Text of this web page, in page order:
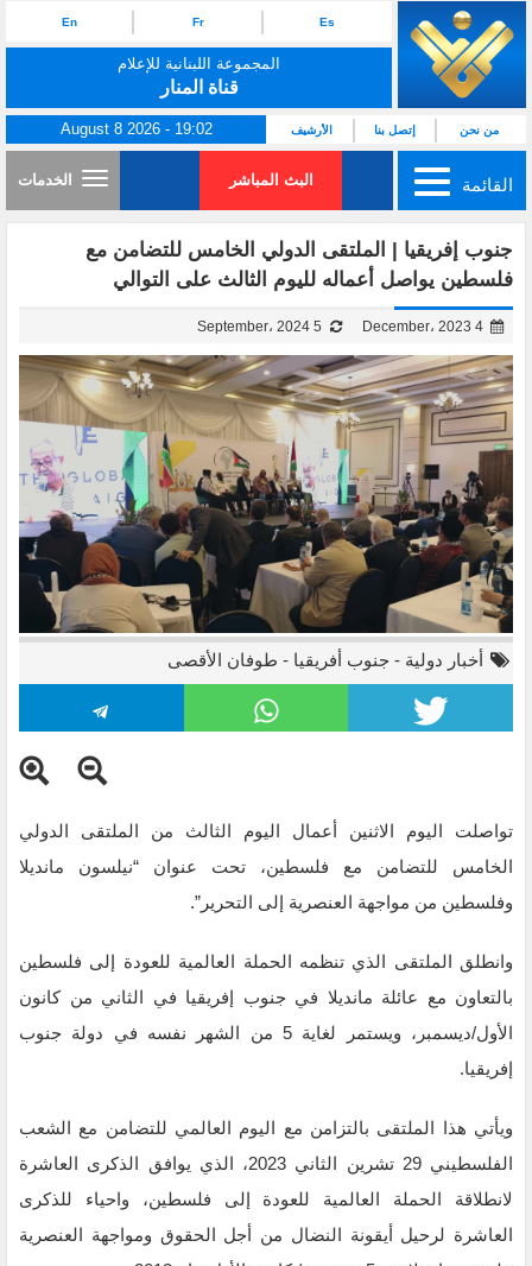
Es
Fr
En
المجموعة اللبنانية للإعلام
قناة المنار
من نحن إتصل بنا الأرشيف August 8 2026 - 19:02
القائمة البث المباشر الخدمات
جنوب إفريقيا | الملتقى الدولي الخامس للتضامن مع
فلسطين يواصل أعماله لليوم الثالث على التوالي
الملتقى الدولي الخامس للتضامن مع فلسطين يواصل أعماله
أخبار دولية - جنوب أفريقيا - طوفان الأقصى
تواصلت اليوم الاثنين أعمال اليوم الثالث من الملتقى الدولي
الخامس للتضامن مع فلسطين، تحت عنوان “نيلسون مانديلا
وفلسطين من مواجهة العنصرية إلى التحرير”.
وانطلق الملتقى الذي تنظمه الحملة العالمية للعودة إلى فلسطين
بالتعاون مع عائلة مانديلا في جنوب إفريقيا في الثاني من كانون
الأول/ديسمبر، ويستمر لغاية 5 من الشهر نفسه في دولة جنوب
إفريقيا.
ويأتي هذا الملتقى بالتزامن مع اليوم العالمي للتضامن مع الشعب
الفلسطيني 29 تشرين الثاني 2023، الذي يوافق الذكرى العاشرة
لانطلاقة الحملة العالمية للعودة إلى فلسطين، واحياء للذكرى
العاشرة لرحيل أيقونة النضال من أجل الحقوق ومواجهة العنصرية